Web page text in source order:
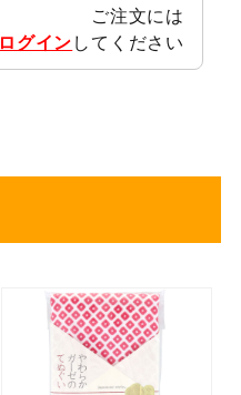
ご注文には
ログインしてください